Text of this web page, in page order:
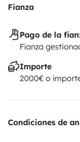
Fianza
Pago de la
Fianza
Importe
2000€ o
Condiciones de